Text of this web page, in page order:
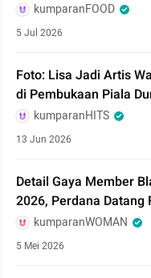
kumparanFOOD
5 Jul 2026
Foto: Lisa Jadi Artis
di Pembukaan Piala
kumparanHITS
13 Jun 2026
Detail Gaya Member
2026, Perdana Datang
kumparanWOMAN
5 Mei 2026